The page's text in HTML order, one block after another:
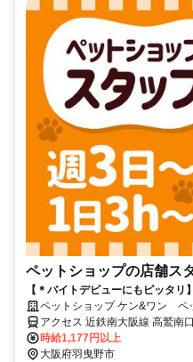
ペットショップの店舗ス
【＊バイトデビューにもピッタ
OK◆社割など充実の福利厚生！
ペットショップ ケン&ワン ペ
伊賀店
アクセス 近鉄南大阪線 高鷲南
歩約26分、近鉄南大阪線 恵我
歩20分 ＊マイカー通勤OK
時給1,177円以上
大阪府羽曳野市